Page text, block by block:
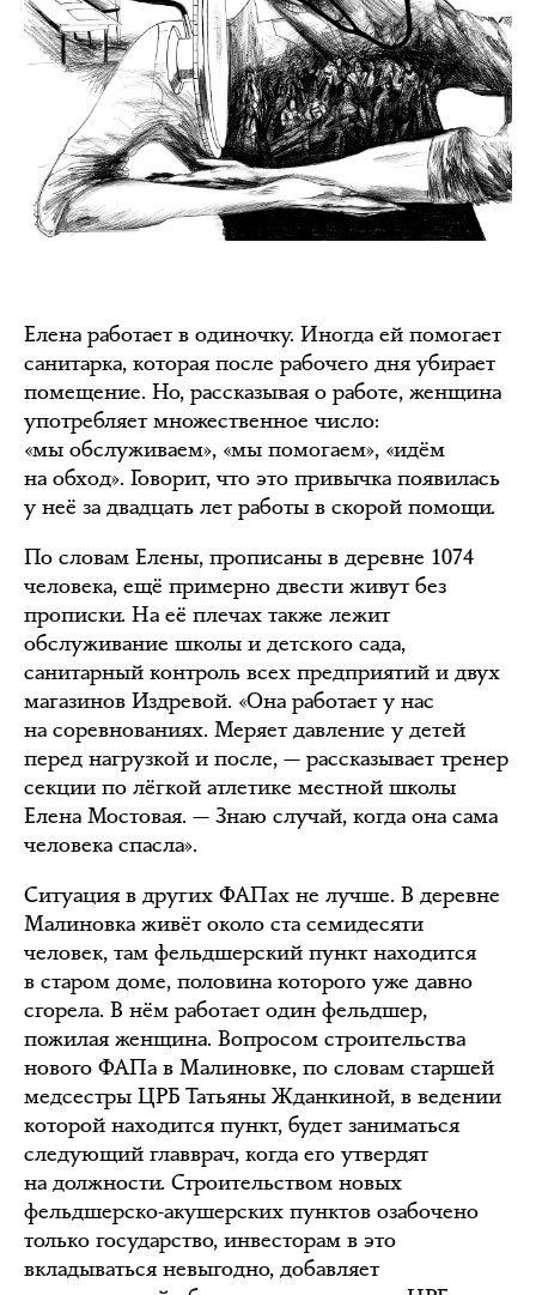
Елена работает в одиночку. Иногда ей помогает
санитарка, которая после рабочего дня убирает
помещение. Но, рассказывая о работе, женщина
употребляет множественное число:
«мы обслуживаем», «мы помогаем», «идём
на обход». Говорит, что это привычка появилась
у неё за двадцать лет работы в скорой помощи.
По словам Елены, прописаны в деревне 1074
человека, ещё примерно двести живут без
прописки. На её плечах также лежит
обслуживание школы и детского сада,
санитарный контроль всех предприятий и двух
магазинов Издревой. «Она работает у нас
на соревнованиях. Меряет давление у детей
перед нагрузкой и после, — рассказывает тренер
секции по лёгкой атлетике местной школы
Елена Мостовая. — Знаю случай, когда она сама
человека спасла».
Ситуация в других ФАПах не лучше. В деревне
Малиновка живёт около ста семидесяти
человек, там фельдшерский пункт находится
в старом доме, половина которого уже давно
сгорела. В нём работает один фельдшер,
пожилая женщина. Вопросом строительства
нового ФАПа в Малиновке, по словам старшей
медсестры ЦРБ Татьяны Жданкиной, в ведении
которой находится пункт, будет заниматься
следующий главврач, когда его утвердят
на должности. Строительством новых
фельдшерско-акушерских пунктов озабочено
только государство, инвесторам в это
вкладываться невыгодно, добавляет